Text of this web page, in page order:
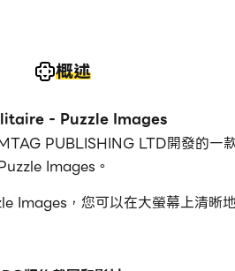
概述
- Puzzle Images
PUBLISHING LTD開發的一
Images。
Images，您可以在大螢幕上清晰
以在PC上運行多個應用程式和帳戶。